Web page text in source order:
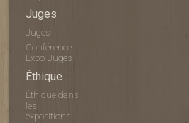
Juges
Juges
Conférence
Expo-Juges
Éthique
Éthique dans
les
expositions